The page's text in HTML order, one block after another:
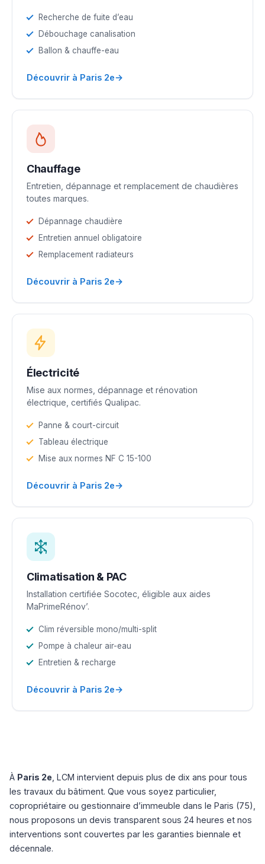
Recherche de fuite d’eau
Débouchage canalisation
Ballon & chauffe-eau
Découvrir à Paris 2e→
Chauffage
Entretien, dépannage et remplacement de chaudières
toutes marques.
Dépannage chaudière
Entretien annuel obligatoire
Remplacement radiateurs
Découvrir à Paris 2e→
Électricité
Mise aux normes, dépannage et rénovation
électrique, certifiés Qualipac.
Panne & court-circuit
Tableau électrique
Mise aux normes NF C 15-100
Découvrir à Paris 2e→
Climatisation & PAC
Installation certifiée Socotec, éligible aux aides
MaPrimeRénov’.
Clim réversible mono/multi-split
Pompe à chaleur air-eau
Entretien & recharge
Découvrir à Paris 2e→
À Paris 2e , LCM intervient depuis plus de dix ans pour tous
les travaux du bâtiment. Que vous soyez particulier,
copropriétaire ou gestionnaire d’immeuble dans le Paris (75),
nous proposons un devis transparent sous 24 heures et nos
interventions sont couvertes par les garanties biennale et
décennale.